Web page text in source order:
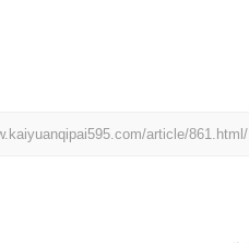
article/861.html/